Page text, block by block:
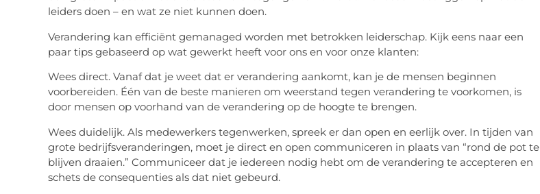
leiders doen – en wat ze niet kunnen doen.
Verandering kan efficiënt gemanaged worden met betrokken leiderschap. Kijk eens naar een
paar tips gebaseerd op wat gewerkt heeft voor ons en voor onze klanten:
Wees direct. Vanaf dat je weet dat er verandering aankomt, kan je de mensen beginnen
voorbereiden. Één van de beste manieren om weerstand tegen verandering te voorkomen, is
door mensen op voorhand van de verandering op de hoogte te brengen.
Wees duidelijk. Als medewerkers tegenwerken, spreek er dan open en eerlijk over. In tijden van
grote bedrijfsveranderingen, moet je direct en open communiceren in plaats van “rond de pot te
blijven draaien.” Communiceer dat je iedereen nodig hebt om de verandering te accepteren en
schets de consequenties als dat niet gebeurd.